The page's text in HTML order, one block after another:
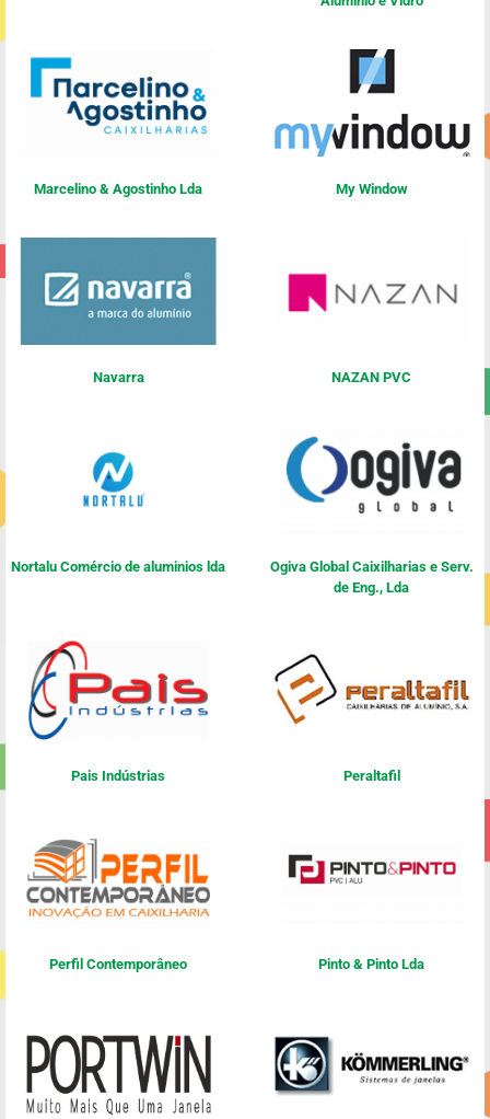
Marcelino & Agostinho Lda My Window
Navarra NAZAN PVC
Nortalu Comércio de aluminios lda
Ogiva Global Caixilharias e Serv.
de Eng., Lda
Pais Indústrias Peraltafil
Perfil Contemporâneo Pinto & Pinto Lda